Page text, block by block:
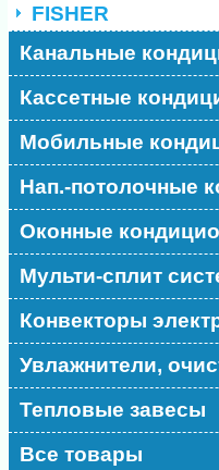
FISHER
Канальные
Кассетные
Мобильные
Нап.-потолочные
Оконные
Мульти-сплит
Конвекторы
Увлажнители,
Тепловые завесы
Все товары